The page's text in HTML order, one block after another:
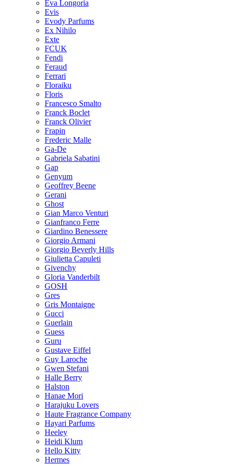
Eva Longoria
Evis
Evody Parfums
Ex Nihilo
Exte
FCUK
Fendi
Feraud
Ferrari
Floraiku
Floris
Francesco Smalto
Franck Boclet
Franck Olivier
Frapin
Frederic Malle
Ga-De
Gabriela Sabatini
Gap
Genyum
Geoffrey Beene
Gerani
Ghost
Gian Marco Venturi
Gianfranco Ferre
Giardino Benessere
Giorgio Armani
Giorgio Beverly Hills
Giulietta Capuleti
Givenchy
Gloria Vanderbilt
GOSH
Gres
Gris Montaigne
Gucci
Guerlain
Guess
Guru
Gustave Eiffel
Guy Laroche
Gwen Stefani
Halle Berry
Halston
Hanae Mori
Harajuku Lovers
Haute Fragrance Company
Hayari Parfums
Heeley
Heidi Klum
Hello Kitty
Hermes